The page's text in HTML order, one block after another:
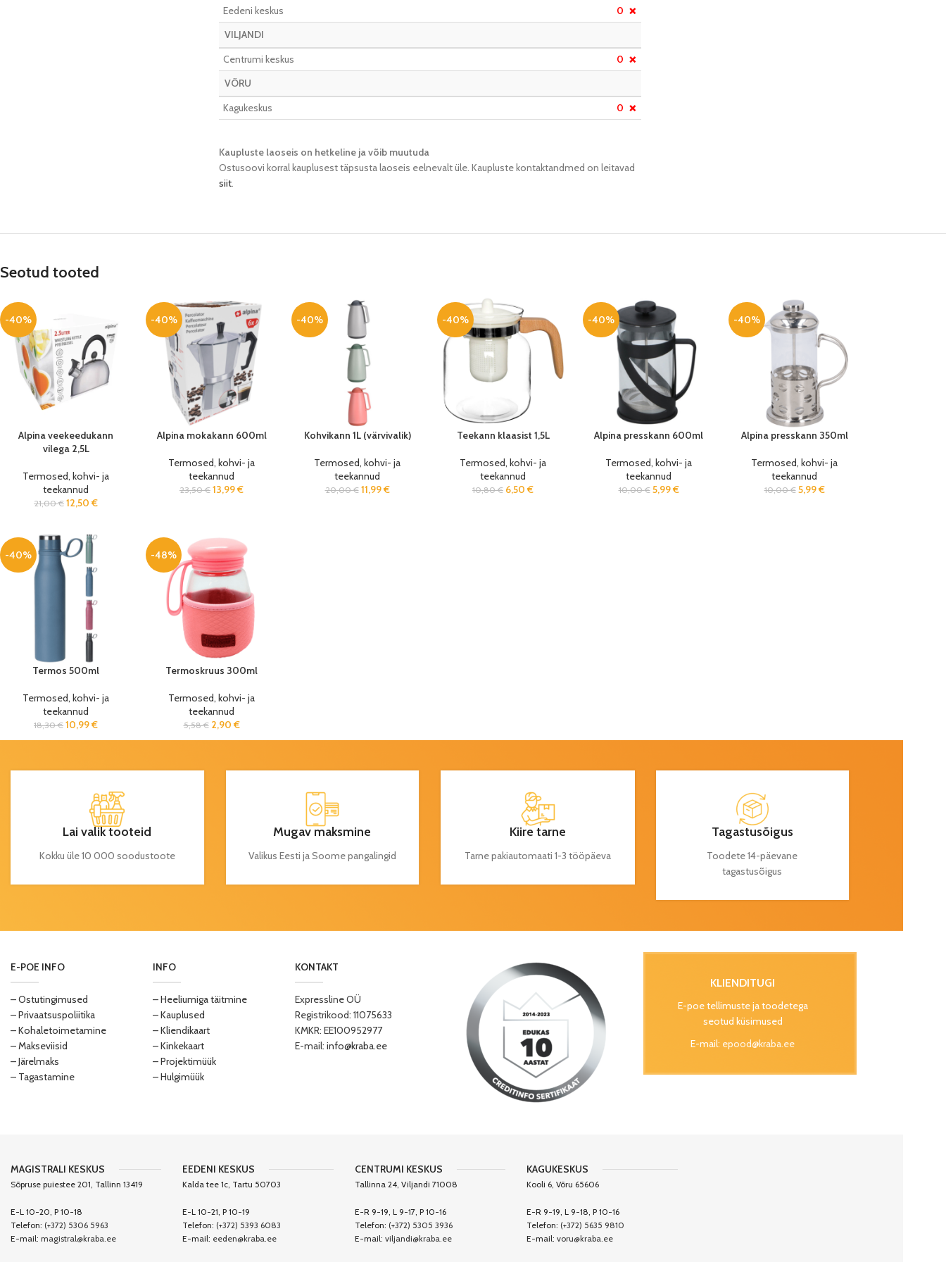
Eedeni keskus 0 ❌
VILJANDI
Centrumi keskus
0 ❌
VÕRU
Kagukeskus
0 ❌
Kaupluste laoseis on hetkeline ja võib muutuda​
Ostusoovi korral kauplusest täpsusta laoseis eelnevalt üle. Kaupluste kontaktandmed on leitavad
siit.
Seotud tooted
-40%
Alpina veekeedukann
vilega 2,5L
Termosed, kohvi- ja
teekannud
21,00€ 12,50 €
-40%
Alpina mokakann 600ml
Termosed, kohvi- ja
teekannud
23,50€ 13,99€
-40%
Kohvikann 1L (värvivalik)
Termosed, kohvi- ja
teekannud
20,00€ 11,99€
-40%
Teekann klaasist 1,5L
Termosed, kohvi- ja
teekannud
10,80€ 6,50 €
-40%
Alpina presskann 600ml
Termosed, kohvi- ja
teekannud
10,00€ 5,99€
-40%
Alpina presskann 350ml
Termosed, kohvi- ja
teekannud
10,00€ 5,99€
-40%
Termos 500ml
Termosed, kohvi- ja
teekannud
18,30€ 10,99€
-48%
Termoskruus 300ml
Termosed, kohvi- ja
teekannud
5,58€ 2,90 €
Lai valik tooteid
Kokku üle 10 000 soodustoote
Mugav maksmine
Valikus Eesti ja Soome pangalingid
Kiire tarne
Tarne pakiautomaati 1-3 tööpäeva
Tagastusõigus
Toodete 14-päevane
tagastusõigus
E-POE INFO
– Ostutingimused
– Privaatsuspoliitika
– Kohaletoimetamine
– Makseviisid
– Järelmaks
– Tagastamine
INFO
– Heeliumiga täitmine
– Kauplused
– Kliendikaart
– Kinkekaart
– Projektimüük
– Hulgimüük
KONTAKT
Expressline OÜ
Registrikood: 11075633
KMKR: EE100952977
E-mail: info@kraba.ee
KLIENDITUGI
E-poe tellimuste ja toodetega
seotud küsimused
E-mail: epood@kraba.ee
MAGISTRALI KESKUS
Sõpruse puiestee 201, Tallinn 13419
E-L 10-20, P 10-18
Telefon: (+372) 5306 5963
E-mail: magistral@kraba.ee
EEDENI KESKUS
Kalda tee 1c, Tartu 50703
E-L 10-21, P 10-19
Telefon: (+372) 5393 6083
E-mail: eeden@kraba.ee
CENTRUMI KESKUS
Tallinna 24, Viljandi 71008
E-R 9-19, L 9-17, P 10-16
Telefon: (+372) 5305 3936
E-mail: viljandi@kraba.ee
KAGUKESKUS
Kooli 6, Võru 65606
E-R 9-19, L 9-18, P 10-16
Telefon: (+372) 5635 9810
E-mail:voru@kraba.ee